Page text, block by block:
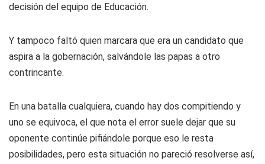
decisión del equipo de Educación.
Y tampoco faltó quien marcara que era un candidato que
aspira a la gobernación, salvándole las papas a otro
contrincante.
En una batalla cualquiera, cuando hay dos compitiendo y
uno se equivoca, el que nota el error suele dejar que su
oponente continúe pifiándole porque eso le resta
posibilidades, pero esta situación no pareció resolverse así,